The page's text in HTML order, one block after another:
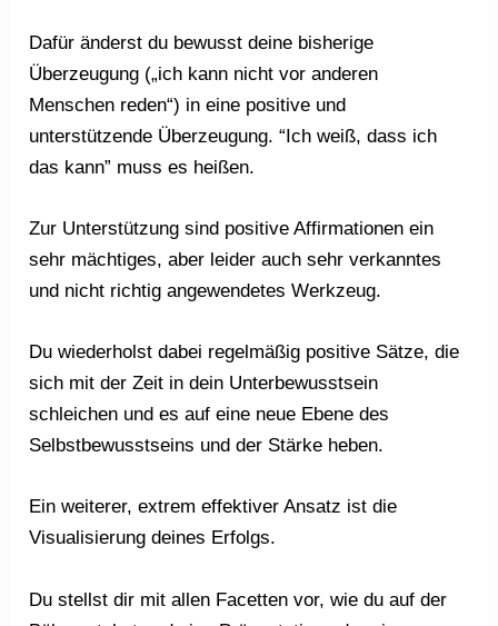
Dafür änderst du bewusst deine bisherige
Überzeugung („ich kann nicht vor anderen
Menschen reden“) in eine positive und
unterstützende Überzeugung. “Ich weiß, dass ich
das kann” muss es heißen.
Zur Unterstützung sind positive Affirmationen ein
sehr mächtiges, aber leider auch sehr verkanntes
und nicht richtig angewendetes Werkzeug.
Du wiederholst dabei regelmäßig positive Sätze, die
sich mit der Zeit in dein Unterbewusstsein
schleichen und es auf eine neue Ebene des
Selbstbewusstseins und der Stärke heben.
Ein weiterer, extrem effektiver Ansatz ist die
Visualisierung deines Erfolgs.
Du stellst dir mit allen Facetten vor, wie du auf der